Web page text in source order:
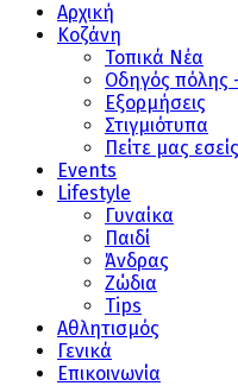
Αρχική
Κοζάνη
Τοπικά Νέα
Οδηγός πόλης
Εξορμήσεις
Στιγμιότυπα
Πείτε μας εσείς
Events
Lifestyle
Γυναίκα
Παιδί
Άνδρας
Ζώδια
Tips
Αθλητισμός
Γενικά
Επικοινωνία